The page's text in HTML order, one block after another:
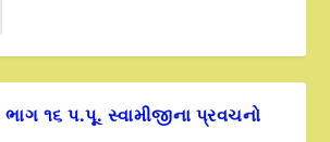
૧૬ પ.પૂ. સ્વામીજીના પ્રવચનો